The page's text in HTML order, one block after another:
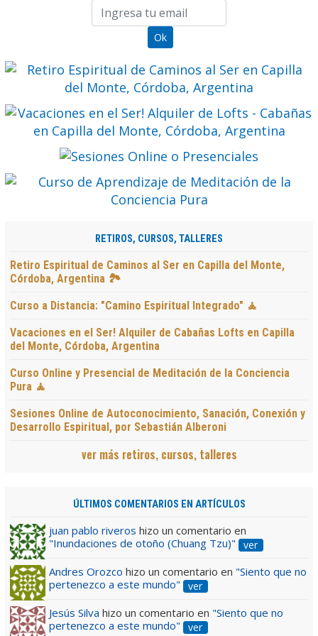
RETIROS, CURSOS, TALLERES
Retiro Espiritual de Caminos al Ser en Capilla del Monte,
Córdoba, Argentina 🏞️
Curso a Distancia: "Camino Espiritual Integrado" 🧘
Vacaciones en el Ser! Alquiler de Cabañas Lofts en Capilla
del Monte, Córdoba, Argentina
Curso Online y Presencial de Meditación de la Conciencia
Pura 🧘
Sesiones Online de Autoconocimiento, Sanación, Conexión y
Desarrollo Espiritual, por Sebastián Alberoni
ver más retiros, cursos, talleres
ÚLTIMOS COMENTARIOS EN ARTÍCULOS
juan pablo riveros hizo un comentario en
"Inundaciones de otoño (Chuang Tzu)"
ver
Andres Orozco hizo un comentario en "Siento que no
pertenezco a este mundo"
ver
Jesús Silva hizo un comentario en "Siento que no
pertenezco a este mundo"
ver